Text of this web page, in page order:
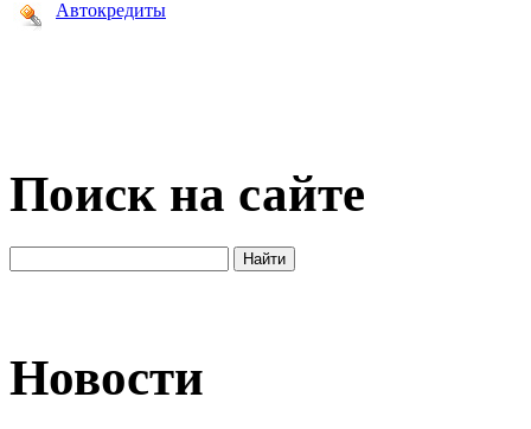
Автокредиты
Поиск на сайте
Новости